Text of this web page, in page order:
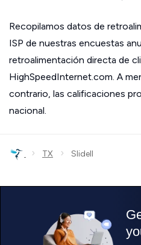
Recopilamos datos de
ISP de nuestras encuestas
retroalimentación directa de
HighSpeedInternet.com. A
contrario, las calificaciones
nacional.
› TX › Slidell